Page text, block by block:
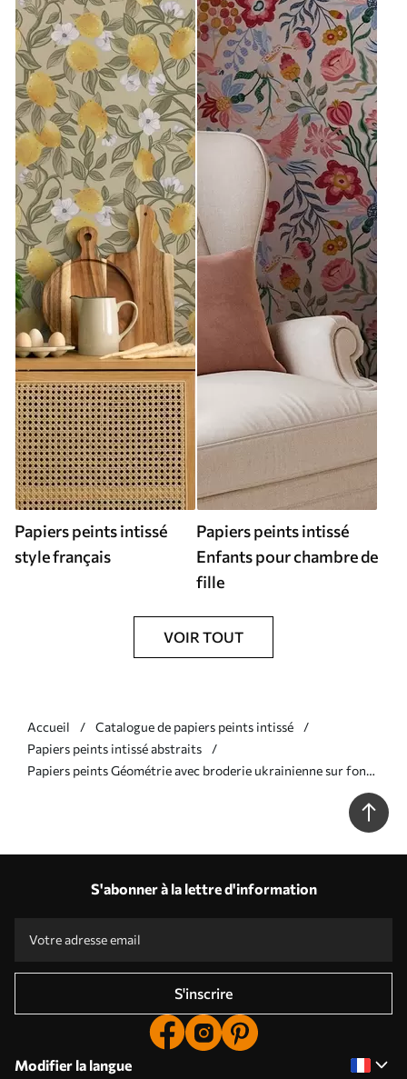
Papiers peints intissé
style français
Papiers peints intissé
Enfants pour chambre de
fille
VOIR TOUT
Accueil
Catalogue de papiers peints intissé
Papiers peints intissé abstraits
Papiers peints Géométrie avec broderie ukrainienne sur fond
S'abonner à la lettre d'information
S'inscrire
Modifier la langue